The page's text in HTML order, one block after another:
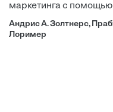
маркетинга с помощью
Андрис А. Золтнерс,
Лоример